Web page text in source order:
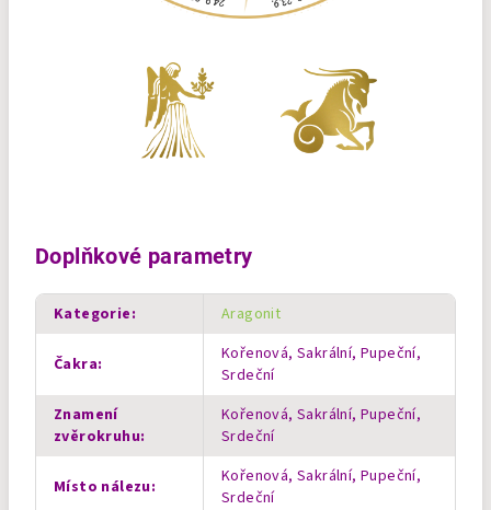
Doplňkové parametry
Kategorie: Aragonit
Čakra:
Kořenová, Sakrální, Pupeční,
Srdeční
Znamení
zvěrokruhu:
Kořenová, Sakrální, Pupeční,
Srdeční
Místo nálezu:
Kořenová, Sakrální, Pupeční,
Srdeční